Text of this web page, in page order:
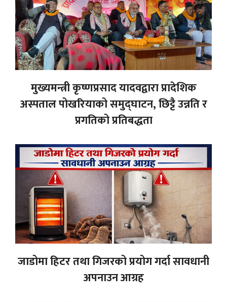
मुख्यमन्त्री कृष्णप्रसाद यादवद्वारा प्रादेशिक
अस्पताल पोखरियाको समुद्घाटन, छिट्टै उन्नति र
प्रगतिको प्रतिबद्धता
जाडोमा हिटर तथा गिजरको प्रयोग गर्दा सावधानी
अपनाउन आग्रह